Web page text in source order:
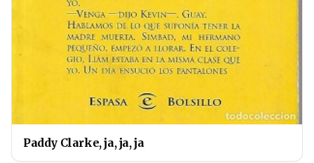
Paddy Clarke, ja, ja, ja